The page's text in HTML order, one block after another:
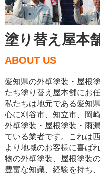
塗り替え屋本
ABOUT US
愛知県の外壁塗装・屋根
たち塗り替え屋本舗にお
私たちは地元である愛知
心に刈谷市、知立市、岡
外壁塗装・屋根塗装・雨
ている業者です。これは
より地域のお客様に喜ば
物の外壁塗装、屋根塗装
豊富な知識、経験を持ち